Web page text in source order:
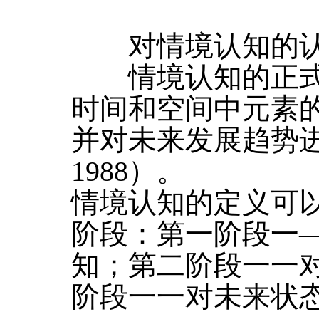
对情境认知的
情境认知的正式
时间和空间中元素
并对未来发展趋势
1988）。
情境认知的定义可
阶段：第一阶段一
知；第二阶段一一
阶段一一对未来状